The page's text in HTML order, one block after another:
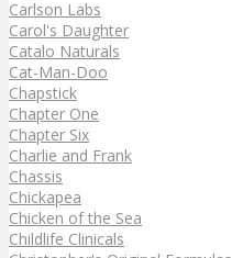
Carlson Labs
Carol's Daughter
Catalo Naturals
Cat-Man-Doo
Chapstick
Chapter One
Chapter Six
Charlie and Frank
Chassis
Chickapea
Chicken of the Sea
Childlife Clinicals